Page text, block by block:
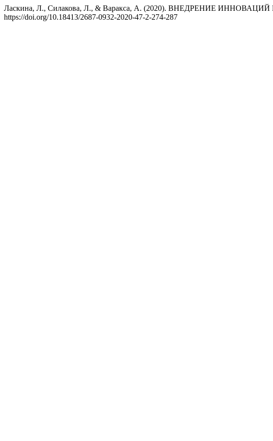
Ласкина, Л., Силакова, Л., & Варакса, А. (2020). ВНЕДРЕНИЕ
https://doi.org/10.18413/2687-0932-2020-47-2-274-287